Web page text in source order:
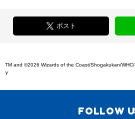
ポスト
TM and ©2026 Wizards of the Coast/Shogakukan/
Y
FOLLOW